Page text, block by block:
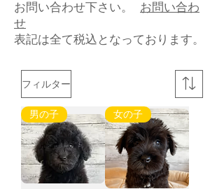
お問い合わせ下さい。 お問い合わ
せ
​表記は全て税込となっております。
フィルター
男の子 女の子